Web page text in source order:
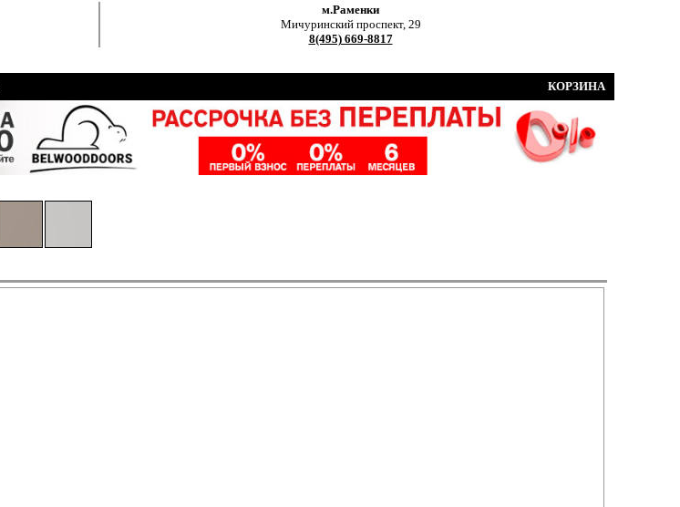
м.Раменки
Мичуринский проспект, 29
8(495) 669-8817
КОРЗИНА